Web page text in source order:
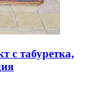
с табуретка,